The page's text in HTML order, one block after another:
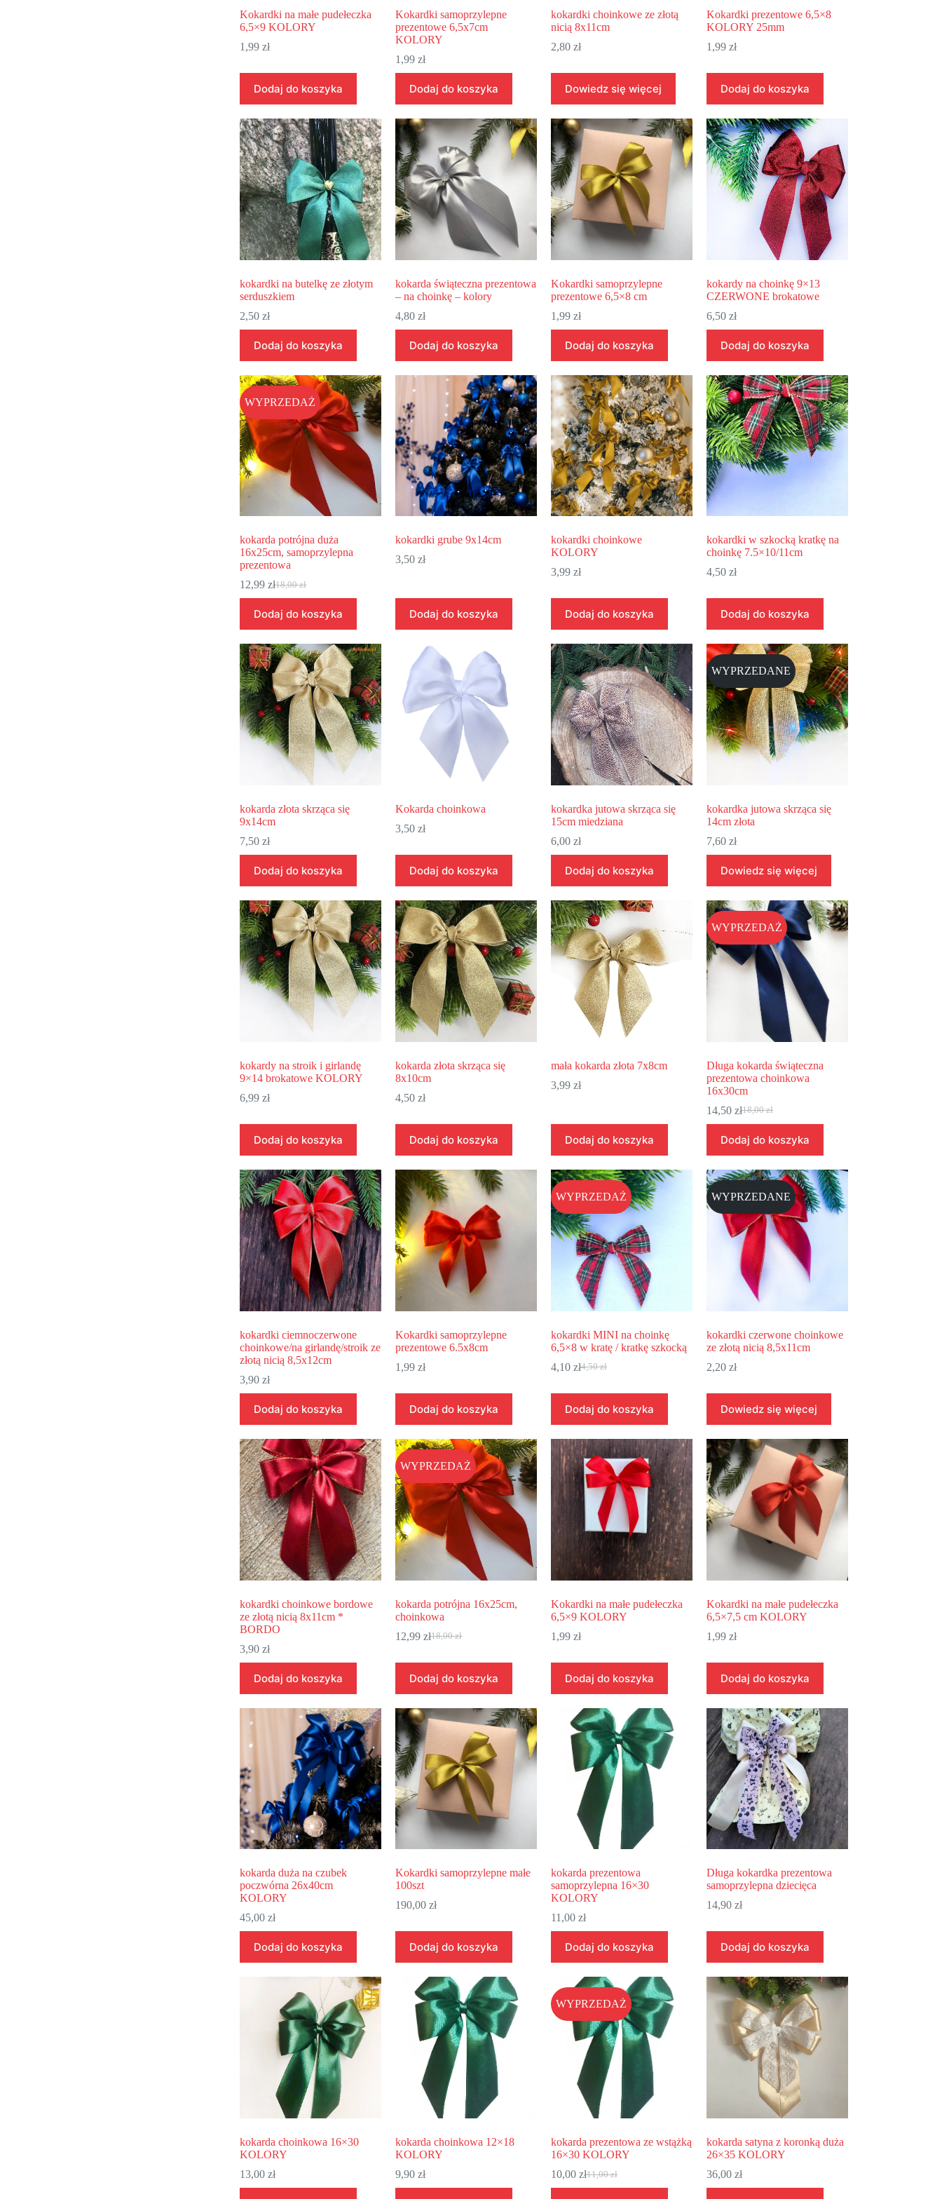
Kokardki na małe pudełeczka
6,5×9 KOLORY
1,99zł
Dodaj do koszyka
Kokardki samoprzylepne
prezentowe 6,5x7cm
KOLORY
1,99zł
Dodaj do koszyka
kokardki choinkowe ze złotą
nicią 8x11cm
2,80 zł
Dowiedz się więcej
Kokardki prezentowe 6,5×8
KOLORY 25mm
1,99 zł
Dodaj do koszyka
kokardki na butelkę ze złotym
serduszkiem
2,50zł
Dodaj do koszyka
kokarda świąteczna prezentowa
– na choinkę – kolory
4,80zł
Dodaj do koszyka
Kokardki samoprzylepne
prezentowe 6,5×8 cm
1,99 zł
Dodaj do koszyka
kokardy na choinkę 9×13
CZERWONE brokatowe
6,50 zł
Dodaj do koszyka
WYPRZEDAŻ
kokarda potrójna duża
16x25cm, samoprzylepna
prezentowa
18,00zł
12,99zł
Dodaj do koszyka
kokardki grube 9x14cm
3,50zł
Dodaj do koszyka
kokardki choinkowe
KOLORY
3,99 zł
Dodaj do koszyka
kokardki w szkocką kratkę na
choinkę 7.5×10/11cm
4,50 zł
Dodaj do koszyka
kokarda złota skrząca się
9x14cm
7,50zł
Dodaj do koszyka
Kokarda choinkowa
3,50zł
Dodaj do koszyka
kokardka jutowa skrząca się
15cm miedziana
6,00 zł
Dodaj do koszyka
WYPRZEDANE
kokardka jutowa skrząca się
14cm złota
7,60 zł
Dowiedz się więcej
kokardy na stroik i girlandę
9×14 brokatowe KOLORY
6,99zł
Dodaj do koszyka
kokarda złota skrząca się
8x10cm
4,50zł
Dodaj do koszyka
mała kokarda złota 7x8cm
3,99 zł
Dodaj do koszyka
WYPRZEDAŻ
Długa kokarda świąteczna
prezentowa choinkowa
16x30cm
18,00zł
14,50 zł
Dodaj do koszyka
kokardki ciemnoczerwone
choinkowe/na girlandę/stroik ze
złotą nicią 8,5x12cm
3,90zł
Dodaj do koszyka
Kokardki samoprzylepne
prezentowe 6.5x8cm
1,99zł
Dodaj do koszyka
WYPRZEDAŻ
kokardki MINI na choinkę
6,5×8 w kratę / kratkę szkocką
4,50zł
4,10 zł
Dodaj do koszyka
WYPRZEDANE
kokardki czerwone choinkowe
ze złotą nicią 8,5x11cm
2,20 zł
Dowiedz się więcej
kokardki choinkowe bordowe
ze złotą nicią 8x11cm *
BORDO
3,90zł
Dodaj do koszyka
WYPRZEDAŻ
kokarda potrójna 16x25cm,
choinkowa
18,00zł
12,99zł
Dodaj do koszyka
Kokardki na małe pudełeczka
6,5×9 KOLORY
1,99 zł
Dodaj do koszyka
Kokardki na małe pudełeczka
6,5×7,5 cm KOLORY
1,99 zł
Dodaj do koszyka
kokarda duża na czubek
poczwórna 26x40cm
KOLORY
45,00zł
Dodaj do koszyka
Kokardki samoprzylepne małe
100szt
190,00zł
Dodaj do koszyka
kokarda prezentowa
samoprzylepna 16×30
KOLORY
11,00 zł
Dodaj do koszyka
Długa kokardka prezentowa
samoprzylepna dziecięca
14,90 zł
Dodaj do koszyka
kokarda choinkowa 16×30
KOLORY
13,00zł
kokarda choinkowa 12×18
KOLORY
9,90zł
WYPRZEDAŻ
kokarda prezentowa ze wstążką
16×30 KOLORY
11,00zł
10,00 zł
kokarda satyna z koronką duża
26×35 KOLORY
36,00 zł